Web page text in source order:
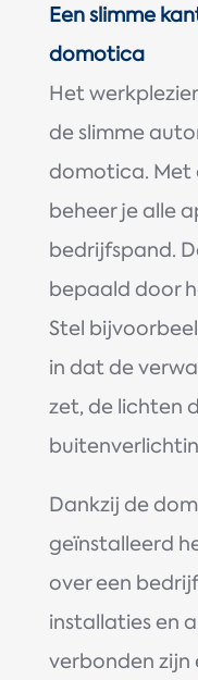
Een slimme
domotica
Het
de slimme
domotica. Met
beheer je alle
bedrijfspand.
bepaald door
Stel
in dat de
zet, de lichten
Dankzij de
geïnstalleerd
over een
installaties en
verbonden zijn